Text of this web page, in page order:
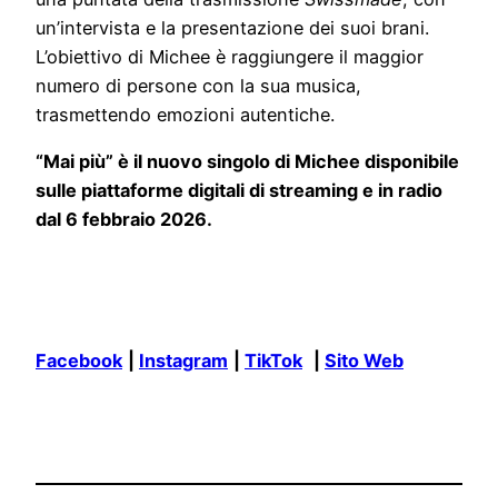
un’intervista e la presentazione dei suoi brani.
L’obiettivo di Michee è raggiungere il maggior
numero di persone con la sua musica,
trasmettendo emozioni autentiche.
“Mai più” è il nuovo singolo di Michee disponibile
sulle piattaforme digitali di streaming e in radio
dal 6 febbraio 2026.
Facebook Instagram TikTok Sito Web